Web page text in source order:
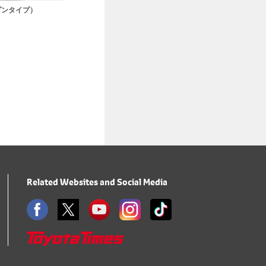
タイプ）
Related Websites and Social Media